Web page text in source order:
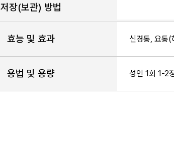
저장(보관) 방법
효능 및 효과 신경통, 요통(
용법 및 용량 성인 1회 1-2